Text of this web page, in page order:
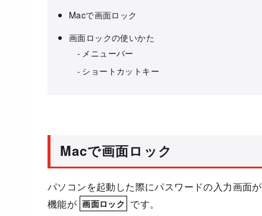
Macで画面ロック
画面ロックの使いかた
メニューバー
ショートカットキー
Macで画面ロック
パソコンを起動した際にパスワードの入力画面
機能が 画面ロック です。